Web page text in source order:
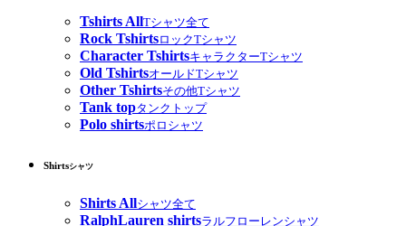
Tshirts AllTシャツ全て
Rock TshirtsロックTシャツ
Character TshirtsキャラクターTシャツ
Old TshirtsオールドTシャツ
Other Tshirtsその他Tシャツ
Tank topタンクトップ
Polo shirtsポロシャツ
Shirtsシャツ
Shirts Allシャツ全て
RalphLauren shirtsラルフローレンシャツ